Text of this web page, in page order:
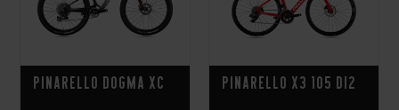
Pinarello Dogma XC Pinarello X3 105 Di2